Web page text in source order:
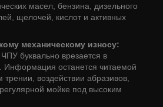
масел, бензина, дизельного
щелочей, кислот и активных
механическому износу:
буквально врезается в
Информация останется читаемой
воздействии абразивов,
мойке под высоким